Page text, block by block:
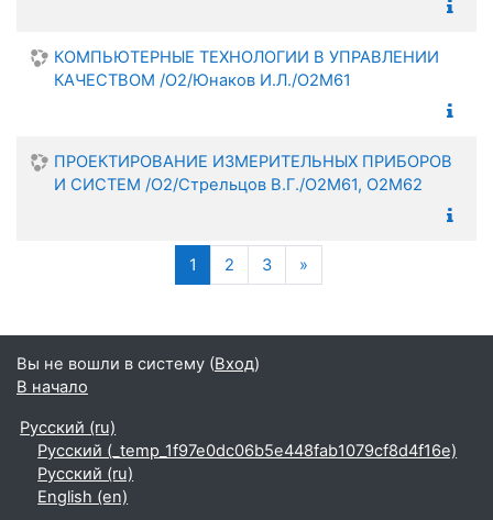
КОМПЬЮТЕРНЫЕ ТЕХНОЛОГИИ В УПРАВЛЕНИИ
КАЧЕСТВОМ /О2/Юнаков И.Л./О2М61
ПРОЕКТИРОВАНИЕ ИЗМЕРИТЕЛЬНЫХ ПРИБОРОВ
И СИСТЕМ /О2/Стрельцов В.Г./О2М61, О2М62
1 (текущая)
2 3 »Следующая страница
Вы не вошли в систему (Вход)
В начало
Русский ‎(ru)‎
Русский ‎(_temp_1f97e0dc06b5e448fab1079cf8d4f16e)‎
Русский ‎(ru)‎
English ‎(en)‎